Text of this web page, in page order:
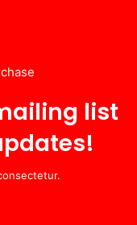
list